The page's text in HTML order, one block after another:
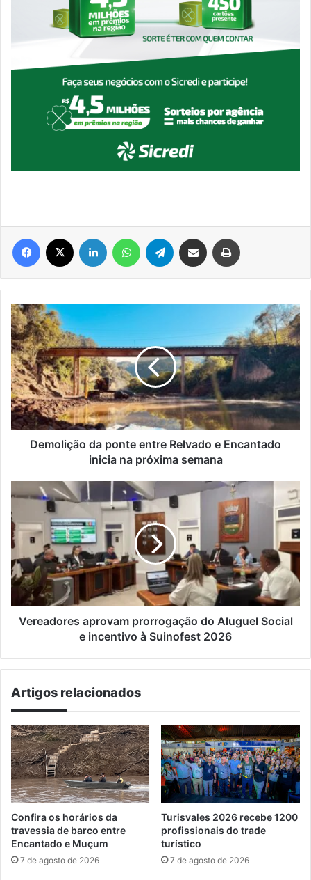
Facebook Linkedin WhatsAppTelegram Compartilhar via e-mail
Demolição
da
ponte
entre
Relvado
e
Encantado
inicia
na
próximaDemolição da ponte entre Relvado e Encantado
inicia na próxima semana
Vereadores
aprovam
prorrogação
do
Aluguel
Social
e
incentivo
à
Suinofest
Vereadores aprovam prorrogação do Aluguel Social
e incentivo à Suinofest 2026
Artigos relacionados
Confira os horários da
travessia de barco entre
Encantado e Muçum
7 de agosto de 2026
Turisvales 2026 recebe 1200
profissionais do trade
turístico
7 de agosto de 2026